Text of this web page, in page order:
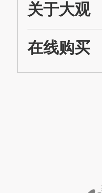
关于大观
在线购买